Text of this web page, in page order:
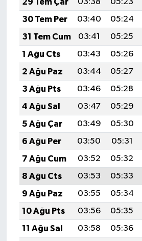
29 Tem Çar
03:38 05:23
30 Tem Per
03:40 05:24
31 Tem Cum
03:41 05:25
1 Ağu Cts
03:43 05:26
2 Ağu Paz
03:44 05:27
3 Ağu Pts
03:46 05:28
4 Ağu Sal
03:47 05:29
5 Ağu Çar
03:49 05:30
6 Ağu Per
03:50 05:31
7 Ağu Cum
03:52 05:32
8 Ağu Cts
03:53 05:33
9 Ağu Paz
03:55 05:34
10 Ağu Pts
03:56 05:35
11 Ağu Sal
03:58 05:36